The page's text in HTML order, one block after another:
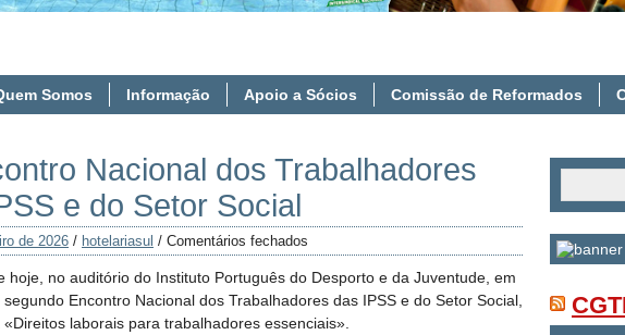
Somos Informação Apoio a Sócios Comissão de Reformados
Nacional dos Trabalhadores
e do Setor Social
de 2026 / hotelariasul / Comentários fechados
hoje, no auditório do Instituto Português do Desporto e da Juventude, em
Encontro Nacional dos Trabalhadores das IPSS e do Setor Social,
laborais para trabalhadores essenciais».